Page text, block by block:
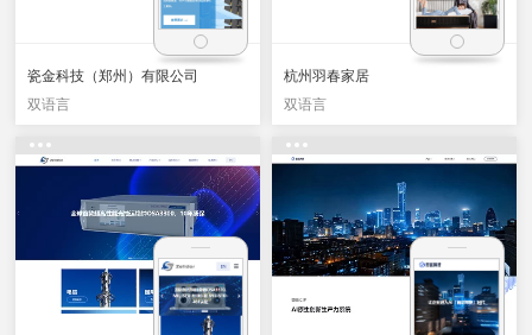
瓷金科技（郑州）有限公司
双语言
杭州羽春家居
双语言